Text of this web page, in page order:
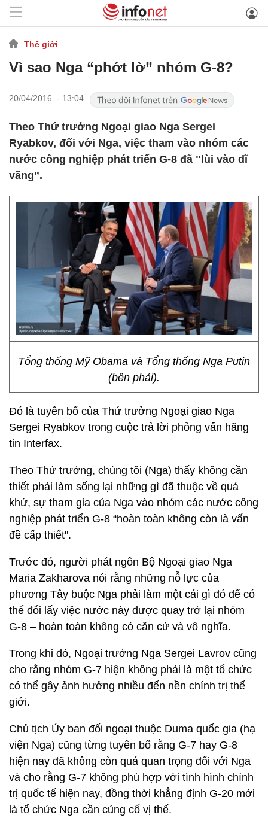
Thế giới
Vì sao Nga “phớt lờ” nhóm G-8?
20/04/2016 - 13:04
Theo Thứ trưởng Ngoại giao Nga Sergei
Ryabkov, đối với Nga, việc tham vào nhóm các
nước công nghiệp phát triển G-8 đã "lùi vào dĩ
vãng”.
Tổng thống Mỹ Obama và Tổng thống Nga Putin
(bên phải).
Đó là tuyên bố của Thứ trưởng Ngoại giao Nga
Sergei Ryabkov trong cuộc trả lời phỏng vấn hãng
tin Interfax.
Theo Thứ trưởng, chúng tôi (Nga) thấy không cần
thiết phải làm sống lại những gì đã thuộc về quá
khứ, sự tham gia của Nga vào nhóm các nước công
nghiệp phát triển G-8 “hoàn toàn không còn là vấn
đề cấp thiết".
Trước đó, người phát ngôn Bộ Ngoại giao Nga
Maria Zakharova nói rằng những nỗ lực của
phương Tây buộc Nga phải làm một cái gì đó để có
thể đổi lấy việc nước này được quay trở lại nhóm
G-8 – hoàn toàn không có căn cứ và vô nghĩa.
Trong khi đó, Ngoại trưởng Nga Sergei Lavrov cũng
cho rằng nhóm G-7 hiện không phải là một tổ chức
có thể gây ảnh hưởng nhiều đến nền chính trị thế
giới.
Chủ tịch Ủy ban đối ngoại thuộc Duma quốc gia (hạ
viện Nga) cũng từng tuyên bố rằng G-7 hay G-8
hiện nay đã không còn quá quan trọng đối với Nga
và cho rằng G-7 không phù hợp với tình hình chính
trị quốc tế hiện nay, đồng thời khẳng định G-20 mới
là tổ chức Nga cần củng cố vị thế.